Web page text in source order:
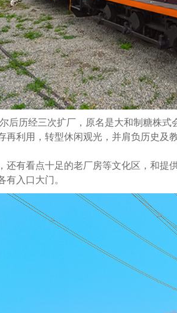
后历经三次扩厂，原名是大和制糖株
利用，转型休闲观光，并肩负历史及教
还有看点十足的老厂房等文化区，和提
有入口大门。